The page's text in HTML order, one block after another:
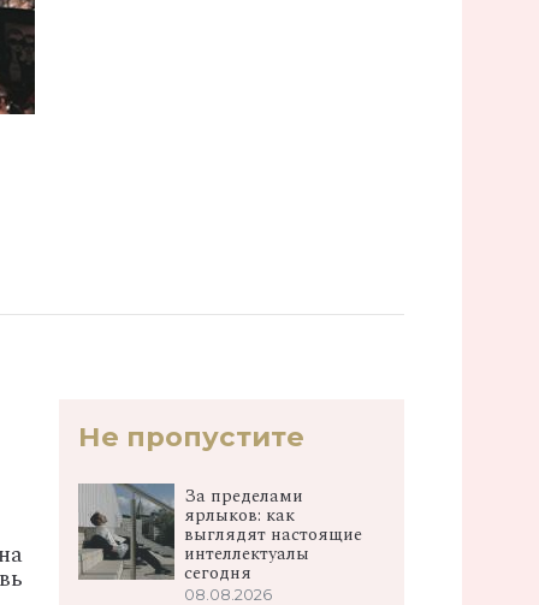
Не пропустите
За пределами
ярлыков: как
выглядят настоящие
интеллектуалы
сегодня
08.08.2026